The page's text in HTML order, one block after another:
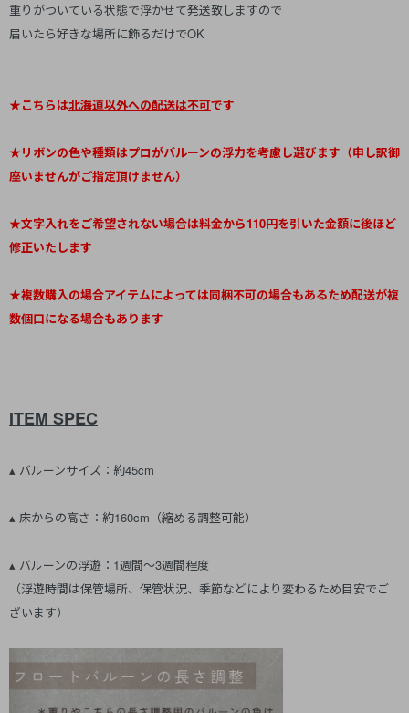
重りがついている状態で浮かせて発送致しますので
届いたら好きな場所に飾るだけでOK
★こちらは北海道以外への配送は不可です
★リボンの色や種類はプロがバルーンの浮力を考慮し選びます（申し訳御
座いませんがご指定頂けません）
★文字入れをご希望されない場合は料金から110円を引いた金額に後ほど
修正いたします
★複数購入の場合アイテムによっては同梱不可の場合もあるため配送が複
数個口になる場合もあります
ITEM SPEC
▴ バルーンサイズ：約45cm
▴ 床からの高さ：約160cm（縮める調整可能）
▴ バルーンの浮遊：1週間～3週間程度
（浮遊時間は保管場所、保管状況、季節などにより変わるため目安でご
ざいます）